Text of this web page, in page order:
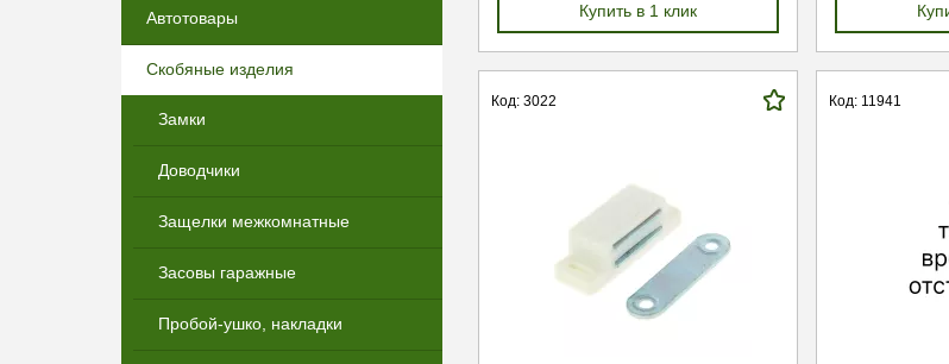
Автотовары
Скобяные изделия
Замки
Доводчики
Защелки межкомнатные
Засовы гаражные
Пробой-ушко, накладки
Купить в 1 клик
Код: 3022 Код: 11941